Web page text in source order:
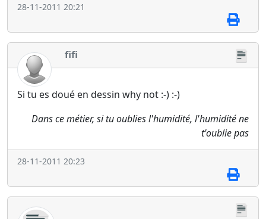
28-11-2011 20:21
fifi
Si tu es doué en dessin why not :-) :-)
Dans ce métier, si tu oublies l'humidité, l'humidité ne
t'oublie pas
28-11-2011 20:23